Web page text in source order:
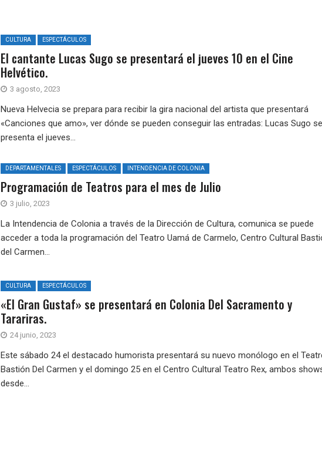
CULTURA ESPECTÁCULOS
El cantante Lucas Sugo se presentará el jueves 10 en el Cine
Helvético.
3 agosto, 2023
Nueva Helvecia se prepara para recibir la gira nacional del artista que presentará
«Canciones que amo», ver dónde se pueden conseguir las entradas: Lucas Sugo se
presenta el jueves...
DEPARTAMENTALES ESPECTÁCULOS INTENDENCIA DE COLONIA
Programación de Teatros para el mes de Julio
3 julio, 2023
La Intendencia de Colonia a través de la Dirección de Cultura, comunica se puede
acceder a toda la programación del Teatro Uamá de Carmelo, Centro Cultural
del Carmen...
CULTURA ESPECTÁCULOS
«El Gran Gustaf» se presentará en Colonia Del Sacramento y
Tarariras.
24 junio, 2023
Este sábado 24 el destacado humorista presentará su nuevo monólogo en el
Bastión Del Carmen y el domingo 25 en el Centro Cultural Teatro Rex, ambos
desde...